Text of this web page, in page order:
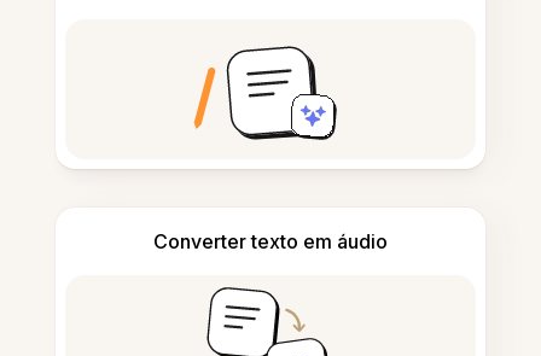
Converter texto em áudio